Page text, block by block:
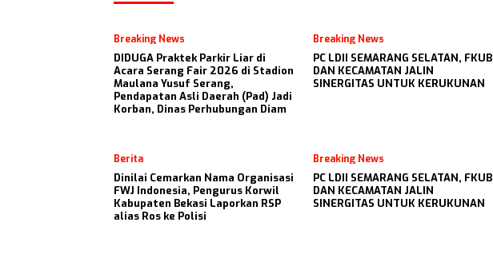
Breaking News
DIDUGA Praktek Parkir Liar di
Acara Serang Fair 2026 di Stadion
Maulana Yusuf Serang,
Pendapatan Asli Daerah (Pad) Jadi
Korban, Dinas Perhubungan Diam
Breaking News
PC LDII SEMARANG SELATAN, FKUB
DAN KECAMATAN JALIN
SINERGITAS UNTUK KERUKUNAN
Berita
Dinilai Cemarkan Nama Organisasi
FWJ Indonesia, Pengurus Korwil
Kabupaten Bekasi Laporkan RSP
alias Ros ke Polisi
Breaking News
PC LDII SEMARANG SELATAN, FKUB
DAN KECAMATAN JALIN
SINERGITAS UNTUK KERUKUNAN